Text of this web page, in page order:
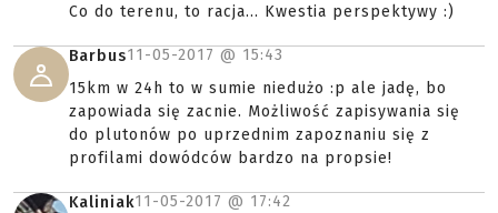
Co do terenu, to racja... Kwestia perspektywy :)
Barbus11-05-2017 @ 15:43
15km w 24h to w sumie niedużo :p ale jadę, bo
zapowiada się zacnie. Możliwość zapisywania się
do plutonów po uprzednim zapoznaniu się z
profilami dowódców bardzo na propsie!
Kaliniak11-05-2017 @ 17:42